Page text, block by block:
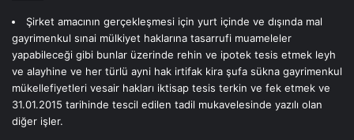
Şirket amacının gerçekleşmesi için yurt içinde ve dışında mal
gayrimenkul sınai mülkiyet haklarına tasarrufi muameleler
yapabileceği gibi bunlar üzerinde rehin ve ipotek tesis etmek leyh
ve alayhine ve her türlü ayni hak irtifak kira şufa sükna gayrimenkul
mükellefiyetleri vesair hakları iktisap tesis terkin ve fek etmek ve
31.01.2015 tarihinde tescil edilen tadil mukavelesinde yazılı olan
diğer işler.